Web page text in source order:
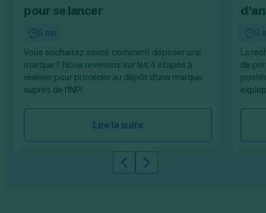
pour se lancer
5 mn
Vous souhaitez savoir comment déposer une
marque ? Nous revenons sur les 4 étapes à
réaliser pour procéder au dépôt d'une marque
auprès de l'INPI.
Lire la suite
3
La
de
Slide précédente
Slide suivante